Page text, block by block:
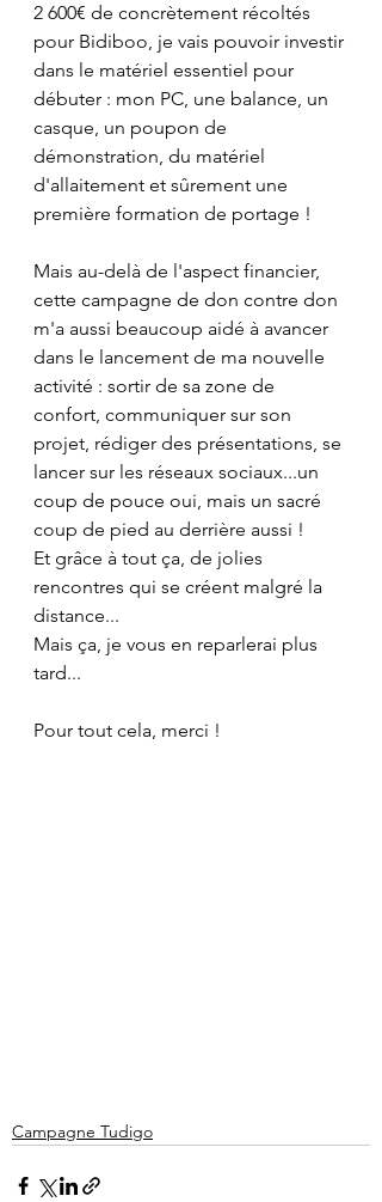
2 600€ de concrètement récoltés
pour Bidiboo, je vais pouvoir investir
dans le matériel essentiel pour
débuter : mon PC, une balance, un
casque, un poupon de
démonstration, du matériel
d'allaitement et sûrement une
première formation de portage !
Mais au-delà de l'aspect financier,
cette campagne de don contre don
m'a aussi beaucoup aidé à avancer
dans le lancement de ma nouvelle
activité : sortir de sa zone de
confort, communiquer sur son
projet, rédiger des présentations, se
lancer sur les réseaux sociaux...un
coup de pouce oui, mais un sacré
coup de pied au derrière aussi !
Et grâce à tout ça, de jolies
rencontres qui se créent malgré la
distance...
Mais ça, je vous en reparlerai plus
tard...
Pour tout cela, merci !
Campagne Tudigo